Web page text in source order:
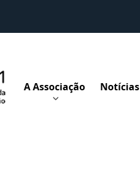
A Associação Notícias